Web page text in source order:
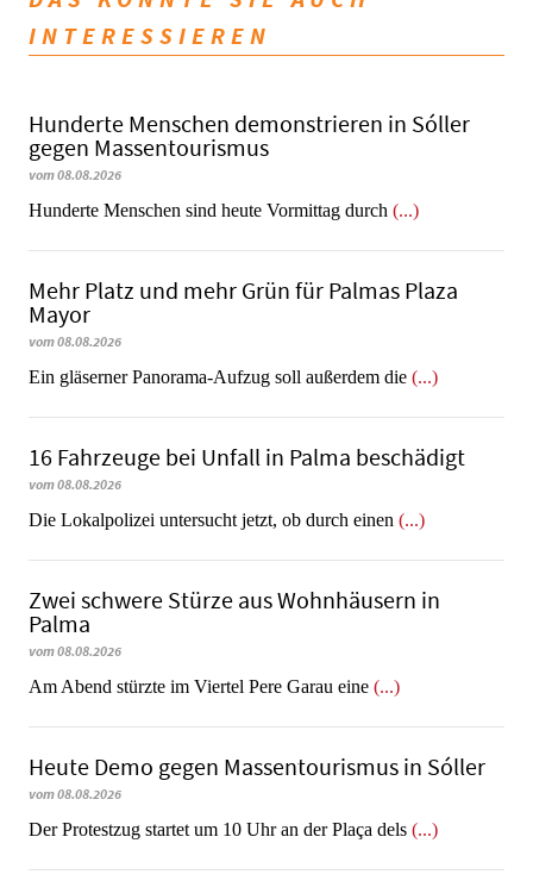
INTERESSIEREN
Hunderte Menschen demonstrieren in Sóller
gegen Massentourismus
vom 08.08.2026
Hunderte Menschen sind heute Vormittag durch (...)
Mehr Platz und mehr Grün für Palmas Plaza
Mayor
vom 08.08.2026
Ein gläserner Panorama-Aufzug soll außerdem die (...)
16 Fahrzeuge bei Unfall in Palma beschädigt
vom 08.08.2026
Die Lokalpolizei untersucht jetzt, ob durch einen (...)
Zwei schwere Stürze aus Wohnhäusern in
Palma
vom 08.08.2026
Am Abend stürzte im Viertel Pere Garau eine (...)
Heute Demo gegen Massentourismus in Sóller
vom 08.08.2026
Der Protestzug startet um 10 Uhr an der Plaça dels (...)